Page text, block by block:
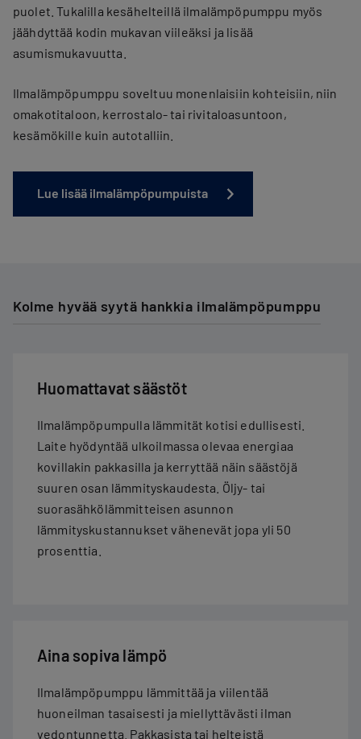
puolet. Tukalilla kesähelteillä ilmalämpöpumppu myös
jäähdyttää kodin mukavan viileäksi ja lisää
asumismukavuutta.
Ilmalämpöpumppu soveltuu monenlaisiin kohteisiin, niin
omakotitaloon, kerrostalo- tai rivitaloasuntoon,
kesämökille kuin autotalliin.
Lue lisää ilmalämpöpumpuista
Kolme hyvää syytä hankkia ilmalämpöpumppu
Huomattavat säästöt
Ilmalämpöpumpulla lämmität kotisi edullisesti.
Laite hyödyntää ulkoilmassa olevaa energiaa
kovillakin pakkasilla ja kerryttää näin säästöjä
suuren osan lämmityskaudesta. Öljy- tai
suorasähkölämmitteisen asunnon
lämmityskustannukset vähenevät jopa yli 50
prosenttia.
Aina sopiva lämpö
Ilmalämpöpumppu lämmittää ja viilentää
huoneilman tasaisesti ja miellyttävästi ilman
vedontunnetta. Pakkasista tai helteistä